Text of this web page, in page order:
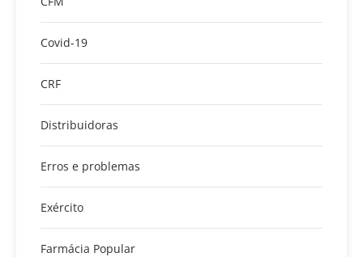
Covid-19
CRF
Distribuidoras
Erros e problemas
Exército
Farmácia Popular